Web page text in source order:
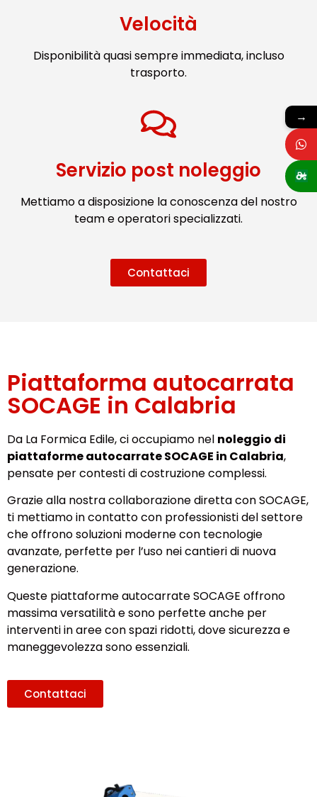
Velocità
Disponibilità quasi sempre immediata, incluso
trasporto.
Servizio post noleggio
Mettiamo a disposizione la conoscenza del nostro
team e operatori specializzati.
Contattaci
Piattaforma autocarrata
SOCAGE in Calabria
Da La Formica Edile, ci occupiamo nel noleggio di
piattaforme autocarrate SOCAGE in Calabria,
pensate per contesti di costruzione complessi.
Grazie alla nostra collaborazione diretta con SOCAGE,
ti mettiamo in contatto con professionisti del settore
che offrono soluzioni moderne con tecnologie
avanzate, perfette per l’uso nei cantieri di nuova
generazione.
Queste piattaforme autocarrate SOCAGE offrono
massima versatilità e sono perfette anche per
interventi in aree con spazi ridotti, dove sicurezza e
maneggevolezza sono essenziali.
Contattaci
→